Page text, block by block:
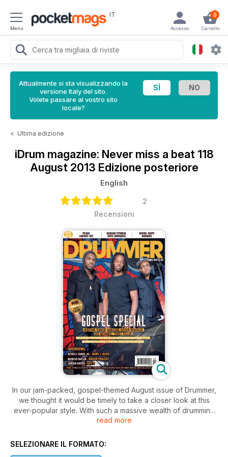
Menu
IT 0
Carrello
Accesso
Attualmente si sta visualizzando la
versione Italy del sito.
Volete passare al vostro sito
locale?
< Ultima edizione
iDrum magazine: Never miss a beat 118
August 2013 Edizione posteriore
English
2
Recensioni
In our jam-packed, gospel-themed August issue of Drummer,
we thought it would be timely to take a closer look at this
ever-popular style. With such a massive wealth of drumming
talent nowadays attributing their phenomenal skills behind the
found a long list of well-known, current players more than
read more
SELEZIONARE IL FORMATO: